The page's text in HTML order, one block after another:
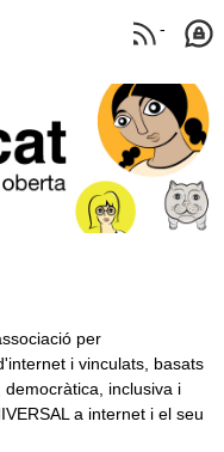
-
per
i vinculats, basats
inclusiva i
a internet i el seu